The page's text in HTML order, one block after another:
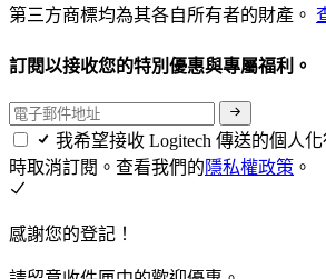
第三方商標均為其各自所有者的財產。
訂閱以接收您的特別優惠與專屬福利。
我希望接收 Logitech 傳送的個人
時取消訂閱。查看我們的隱私權政策 。
感謝您的登記！